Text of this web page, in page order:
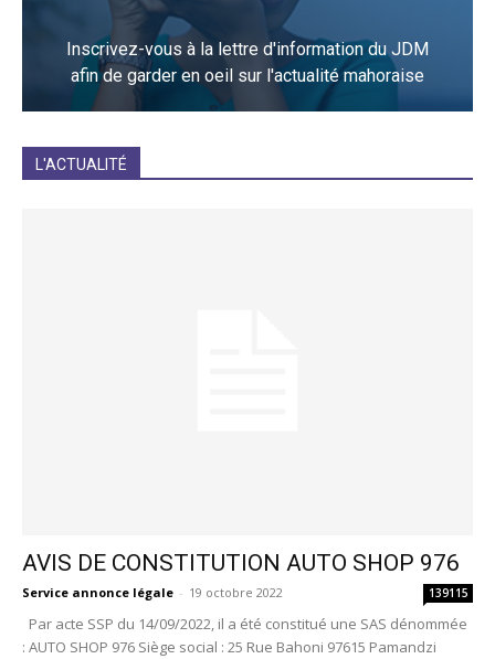
Inscrivez-vous à la lettre d'information du JDM
afin de garder en oeil sur l'actualité mahoraise
L'ACTUALITÉ
AVIS DE CONSTITUTION AUTO SHOP 976
Service annonce légale - 19 octobre 2022 139115
Par acte SSP du 14/09/2022, il a été constitué une SAS dénommée
: AUTO SHOP 976 Siège social : 25 Rue Bahoni 97615 Pamandzi